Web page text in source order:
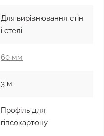
Для вирівнювання стін
і стелі
60 мм
3 м
Профіль для
гіпсокартону